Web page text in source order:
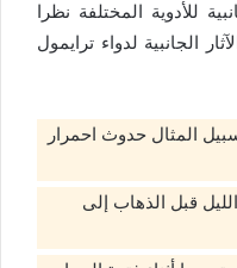
للأدوية المختلفة نظرا
الجانبية لدواء ترايمول
المثال حدوث احمرار
قبل الذهاب إلى